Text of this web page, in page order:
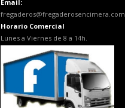
Email:
fregaderos@fregaderosencimera.com
Horario Comercial
Lunes a Viernes de 8 a 14h.